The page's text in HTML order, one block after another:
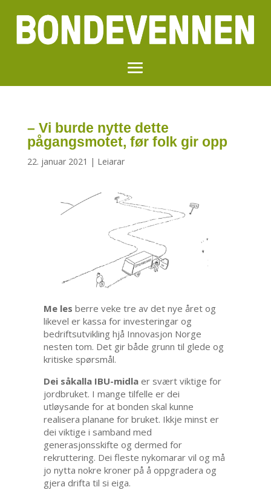
– Vi burde nytte dette
pågangsmotet, før folk gir opp
22. januar 2021 | Leiarar
Me les berre veke tre av det nye året og
likevel er kassa for investeringar og
bedriftsutvikling hjå Innovasjon Norge
nesten tom. Det gir både grunn til glede og
kritiske spørsmål.
Dei såkalla IBU-midla er svært viktige for
jordbruket. I mange tilfelle er dei
utløysande for at bonden skal kunne
realisera planane for bruket. Ikkje minst er
dei viktige i samband med
generasjonsskifte og dermed for
rekruttering. Dei fleste nykomarar vil og må
jo nytta nokre kroner på å oppgradera og
gjera drifta til si eiga.